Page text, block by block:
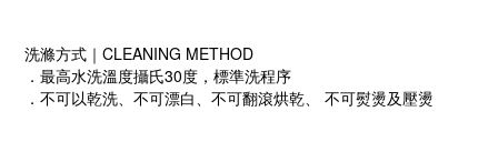
洗滌方式｜CLEANING METHOD
．最高水洗溫度攝氏30度，標準洗程序
．不可以乾洗、不可漂白、不可翻滾烘乾、 不可熨燙及壓燙